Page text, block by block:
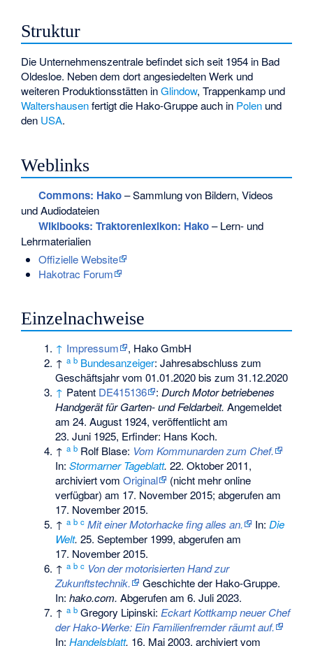
Struktur
Die Unternehmenszentrale befindet sich seit 1954 in Bad
Oldesloe. Neben dem dort angesiedelten Werk und
weiteren Produktionsstätten inGlindow, Trappenkamp und
Waltershausenfertigt die Hako-Gruppe auch in Polen und
den USA.
Weblinks
Commons: Hako– Sammlung von Bildern, Videos
und Audiodateien
Wikibooks: Traktorenlexikon: Hako– Lern- und
Lehrmaterialien
Offizielle Website
Hakotrac Forum
Einzelnachweise
↑ Impressum
, Hako GmbH
↑a b Bundesanzeiger: Jahresabschluss zum
Geschäftsjahr vom 01.01.2020 bis zum 31.12.2020
↑ Patent DE415136 :Durch Motor betriebenes
Handgerät für Garten- und Feldarbeit. Angemeldet
am24. August 1924, veröffentlicht am
23. Juni 1925, Erfinder: Hans Koch.
↑a b Rolf Blase: Vom Kommunarden zum Chef.
In:Stormarner Tageblatt. 22. Oktober 2011,
archiviert vomOriginal
(nicht mehr online
verfügbar) am 17. November 2015; abgerufen am
17. November 2015.
↑a b c Mit einer Motorhacke fing alles an. In:Die
Welt. 25. September 1999, abgerufen am
17. November 2015.
↑a b c Von der motorisierten Hand zur
Zukunftstechnik.
Geschichte der Hako-Gruppe.
In:hako.com. Abgerufen am 6. Juli 2023.
↑a b Gregory Lipinski:Eckart Kottkamp neuer Chef
der Hako-Werke: Ein Familienfremder räumt auf.
In:Handelsblatt. 16. Mai 2003, archiviert vom